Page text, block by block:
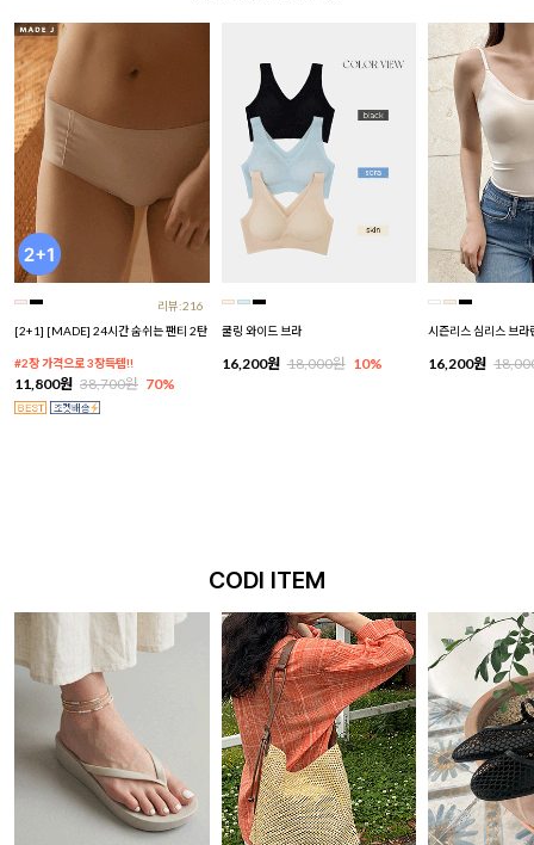
리뷰:216
[2+1] [MADE] 24시간 숨쉬는 팬티 2탄
#2장 가격으로 3장득템!!
11,800원 38,700원 70%
쿨링 와이드 브라
16,200원 18,000원 10%
시즌리스 심리스 브라
16,200원
CODI ITEM